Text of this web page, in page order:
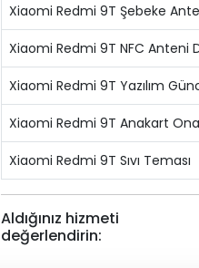
Xiaomi Redmi 9T Şebeke
Xiaomi Redmi 9T NFC Anteni
Xiaomi Redmi 9T Yazılım
Xiaomi Redmi 9T Anakart
Xiaomi Redmi 9T Sıvı Teması
Aldığınız hizmeti
değerlendirin: